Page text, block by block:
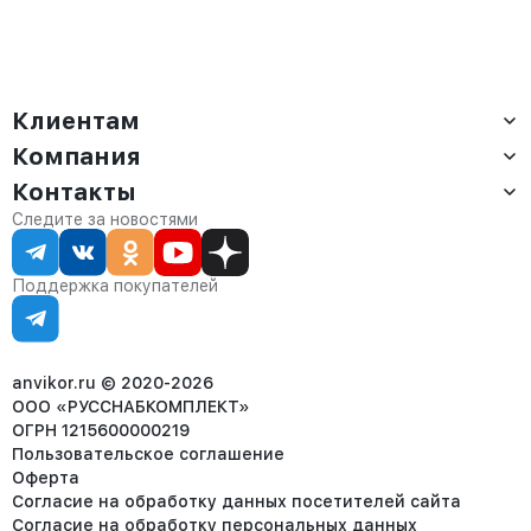
Клиентам
Доставка
Оплата
Сервис
Статус заказа
Статьи
Компания
О компании
Контакты
Партнёрам
Контакты
Отдел продаж:
8 (800) 234-22-62
corp@anvikor.ru
Ежедневно, с 7:00-19:00 (МСК)
Отдел рекламации:
8 (953) 455-25-61
Следите за новостями
Поддержка покупателей
anvikor.ru © 2020-2026
ООО «РУССНАБКОМПЛЕКТ»
ОГРН 1215600000219
Пользовательское соглашение
Оферта
Согласие на обработку данных посетителей сайта
Согласие на обработку персональных данных